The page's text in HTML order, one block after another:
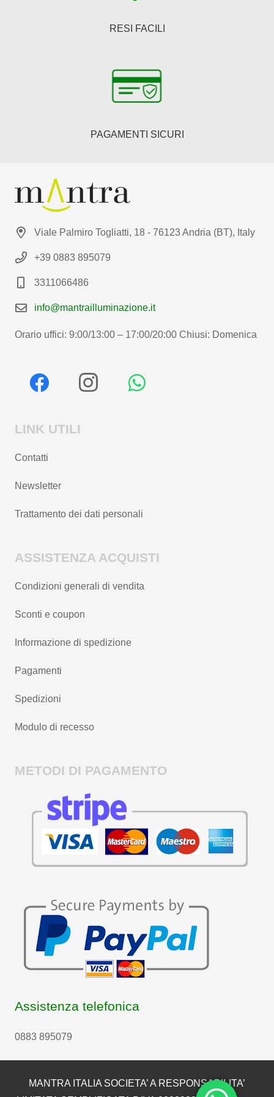
RESI FACILI
PAGAMENTI SICURI
Viale Palmiro Togliatti, 18 - 76123 Andria (BT), Italy
+39 0883 895079
3311066486
info@mantrailluminazione.it
Orario uffici: 9:00/13:00 – 17:00/20:00 Chiusi: Domenica
LINK UTILI
Contatti
Newsletter
Trattamento dei dati personali
ASSISTENZA ACQUISTI
Condizioni generali di vendita
Sconti e coupon
Informazione di spedizione
Pagamenti
Spedizioni
Modulo di recesso
METODI DI PAGAMENTO
Assistenza telefonica
0883 895079
MANTRA ITALIA SOCIETA’ A RESPONSABILITA’